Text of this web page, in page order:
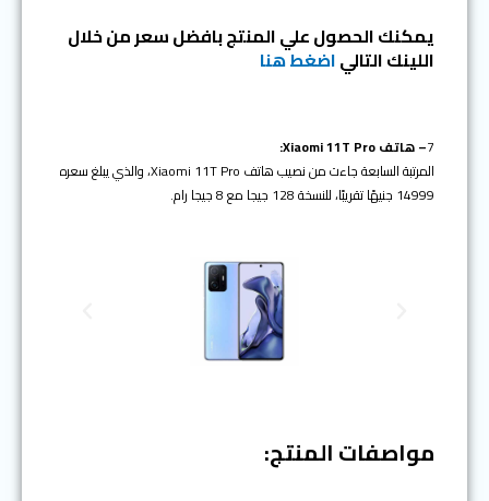
يمكنك الحصول علي المنتج بافضل سعر من خلال
اللينك التالياضغط هنا
7– هاتف Xiaomi 11T Pro:
المرتبة السابعة جاءت من نصيب هاتف Xiaomi 11T Pro، والذي يبلغ سعره
14999 جنيهًا تقريبًا، للنسخة 128 جيجا مع 8 جيجا رام.
u
s
مواصفات المنتج: